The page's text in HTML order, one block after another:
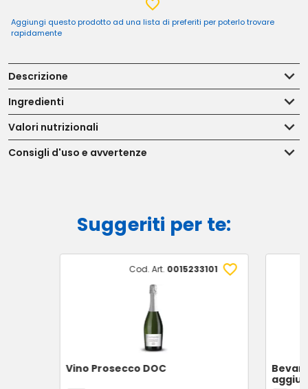
Aggiungi questo prodotto ad una lista di preferiti per poterlo trovare
rapidamente
Descrizione
Ingredienti
Valori nutrizionali
Consigli d'uso e avvertenze
Suggeriti per te:
Cod. Art. 0015233101
Vino Prosecco DOC